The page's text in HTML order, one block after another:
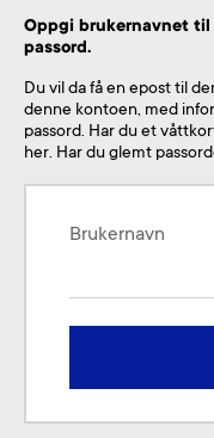
Oppgi brukernavnet
passord.
Du vil da få en epost til
denne kontoen, med
passord. Har du et
her. Har du glemt
Brukernavn